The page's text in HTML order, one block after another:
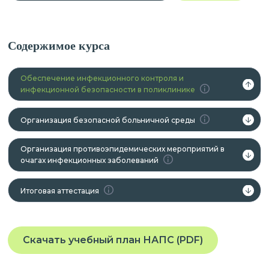
Содержимое курса
Обеспечение инфекционного контроля и
инфекционной безопасности в поликлинике
Организация безопасной больничной среды
Организация противоэпидемических мероприятий в
очагах инфекционных заболеваний
Итоговая аттестация
Скачать учебный план НАПС (PDF)